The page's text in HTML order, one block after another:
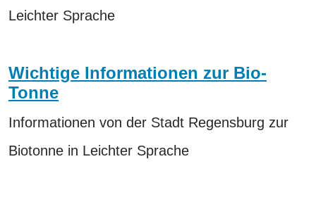
Leichter Sprache
Wichtige Informationen zur Bio-
Tonne
Informationen von der Stadt Regensburg zur
Biotonne in Leichter Sprache